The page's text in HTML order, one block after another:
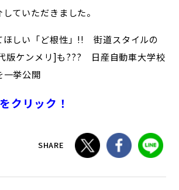
ていただきました。
しい「ど根性」!! 街道スタイルの
版ケンメリ]も??? 日産自動車大学校
一挙公開
クリック！
SHARE